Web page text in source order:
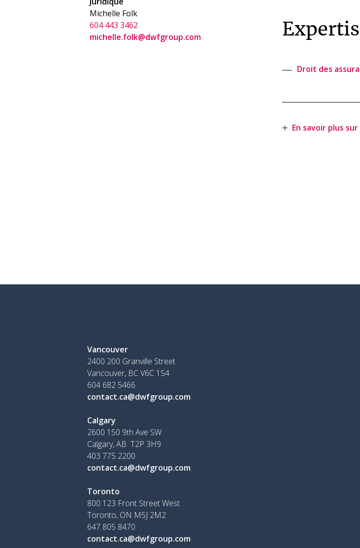
Michelle Folk
604 443 3462
michelle.folk@dwfgroup.com
Droit des
En savoir plus
Vancouver
2400 200 Granville Street
Vancouver, BC V6C 1S4
604 682 5466
contact.ca@dwfgroup.com
Calgary
2600 150 9th Ave SW
Calgary, AB T2P 3H9
403 775 2200
contact.ca@dwfgroup.com
Toronto
800 123 Front Street West
Toronto, ON M5J 2M2
647 805 8470
contact.ca@dwfgroup.com